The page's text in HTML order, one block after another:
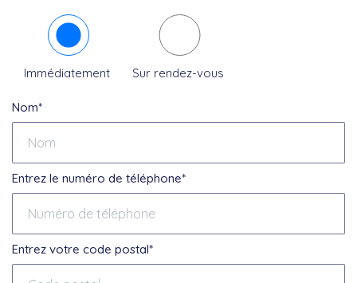
Immédiatement Sur rendez-vous
Nom*
Entrez le numéro de téléphone*
Entrez votre code postal*